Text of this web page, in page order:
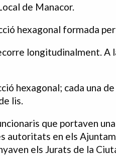
de Manacor.
hexagonal formada
longitudinalment. A
hexagonal; cada una
lis.
que portaven
autoritats en els
els Jurats de la